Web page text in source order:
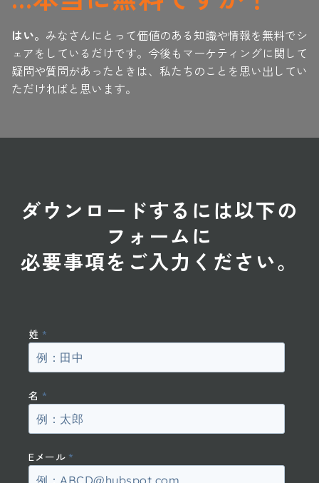
はい。 みなさんにとって価値のある知識や情報を無料でシ
ェアをしているだけです。今後もマーケティングに関して
疑問や質問があったときは、私たちのことを思い出してい
ただければと思います。
ダウンロードするには以下の
フォームに
必要事項をご入力ください。
姓 *
名 *
Eメール *